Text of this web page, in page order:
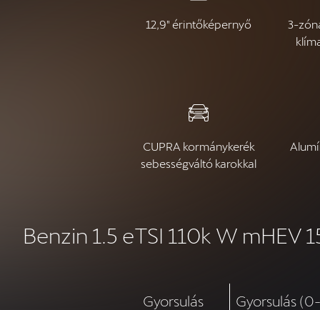
12,9" érintőképernyő
3-
CUPRA kormánykerék
sebességváltó karokkal
Benzin 1.5 eTSI 110k W mHEV
Gyorsulás Gyorsulás